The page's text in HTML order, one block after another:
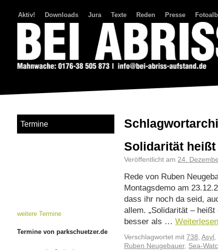
Aktiv! Downloads Jura Texte Reden Presse
Solidarität
Veröffentlicht am 24.
Rede von Ruben
Montagsdemo am
dass ihr noch da seid,
allem. „Solidarität –
besser als …
Verschlagwortet mit 738, Asyl ,
Ruben Neugebauer, Sea-
Termine
weitere Termine
Termine von parkschuetzer.de